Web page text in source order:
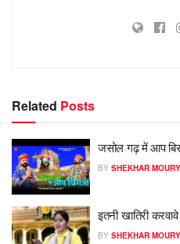
Related Posts
जसोल गढ़ में आप
BY SHEKHAR
इतनी खातिरी
BY SHEKHAR